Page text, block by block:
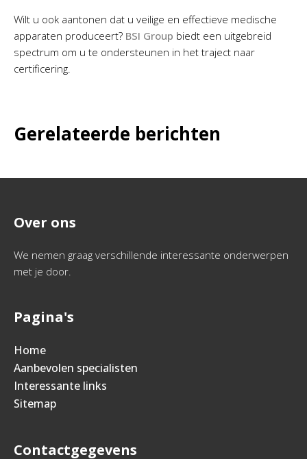
Wilt u ook aantonen dat u veilige en effectieve medische
apparaten produceert? BSI Group biedt een uitgebreid
spectrum om u te ondersteunen in het traject naar
certificering.
Gerelateerde berichten
Over ons
We nemen graag verschillende interessante onderwerpen
met je door.
Pagina's
Home
Aanbevolen specialisten
Interessante links
Sitemap
Contactgegevens